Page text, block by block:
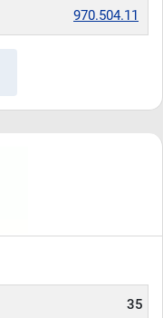
970.504.11
35